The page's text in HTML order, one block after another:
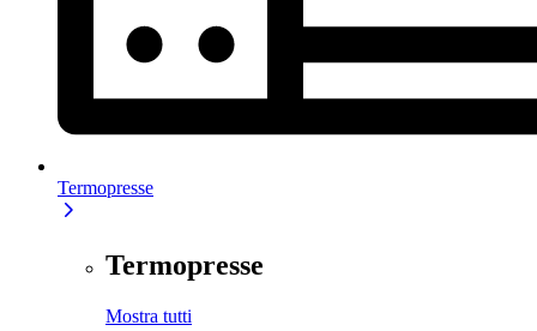
Termopresse
Termopresse
Mostra tutti